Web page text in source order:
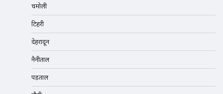
चमोली
टिहरी
देहरादून
नैनीताल
पड़ताल